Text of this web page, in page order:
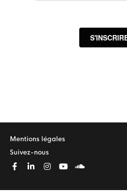
Mentions légales
Suivez-nous